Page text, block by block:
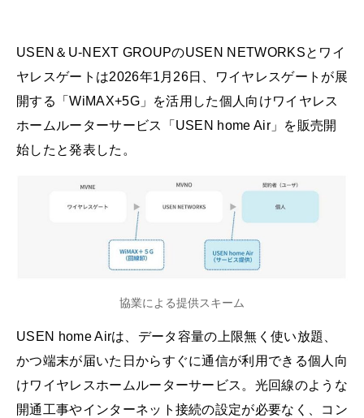
USEN＆U-NEXT GROUPのUSEN NETWORKSとワイ
ヤレスゲートは2026年1月26日、ワイヤレスゲートが展
開する「WiMAX+5G」を活用した個人向けワイヤレス
ホームルーターサービス「USEN home Air」を販売開
始したと発表した。
協業による提供スキーム
USEN home Airは、データ容量の上限無く使い放題、
かつ端末が届いた日からすぐに通信が利用できる個人向
けワイヤレスホームルーターサービス。光回線のような
開通工事やインターネット接続の設定が必要なく、コン